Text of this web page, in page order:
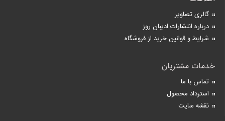
گالری تصاویر
درباره انتشارات ادیبان روز
شرایط و قوانین خرید از فروشگاه
خدمات مشتریان
تماس با ما
استرداد محصول
نقشه سایت